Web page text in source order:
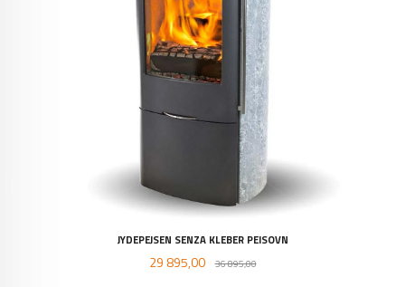
JYDEPEJSEN SENZA KLEBER PEISOVN
Tilbud
29 895,00 36 895,00Rabatt